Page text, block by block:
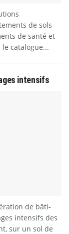
de sols
de santé et
catalogue...
intensifs
de bâti-
intensifs des
sur un sol de